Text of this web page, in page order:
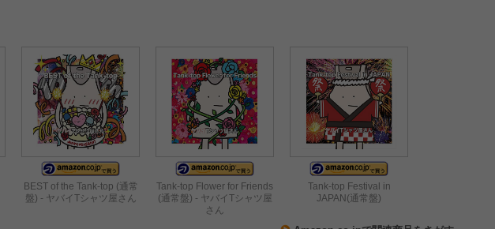
BEST of the Tank-top (通常
盤) - ヤバイTシャツ屋さん
Tank-top Flower for Friends
(通常盤) - ヤバイTシャツ屋
さん
Tank-top Festival in
JAPAN(通常盤)